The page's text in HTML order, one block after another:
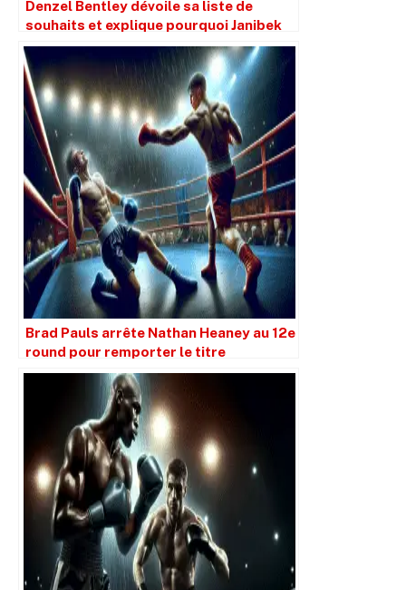
Denzel Bentley dévoile sa liste de
souhaits et explique pourquoi Janibek
Alimkhanuly a stagné.
Brad Pauls arrête Nathan Heaney au 12e
round pour remporter le titre
britannique